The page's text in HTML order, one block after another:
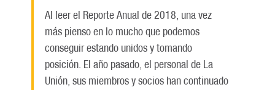
Al leer el Reporte Anual de 2018, una vez
más pienso en lo mucho que podemos
conseguir estando unidos y tomando
posición. El año pasado, el personal de La
Unión, sus miembros y socios han continuado